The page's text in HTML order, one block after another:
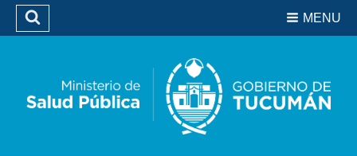
Biblioteca
MENU
Buscar